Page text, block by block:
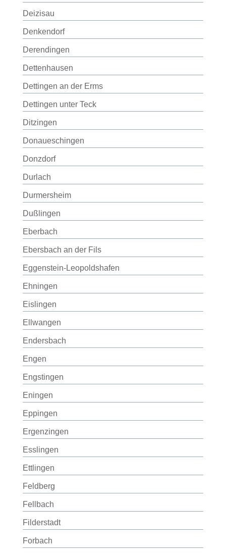
Deizisau
Denkendorf
Derendingen
Dettenhausen
Dettingen an der Erms
Dettingen unter Teck
Ditzingen
Donaueschingen
Donzdorf
Durlach
Durmersheim
Dußlingen
Eberbach
Ebersbach an der Fils
Eggenstein-Leopoldshafen
Ehningen
Eislingen
Ellwangen
Endersbach
Engen
Engstingen
Eningen
Eppingen
Ergenzingen
Esslingen
Ettlingen
Feldberg
Fellbach
Filderstadt
Forbach